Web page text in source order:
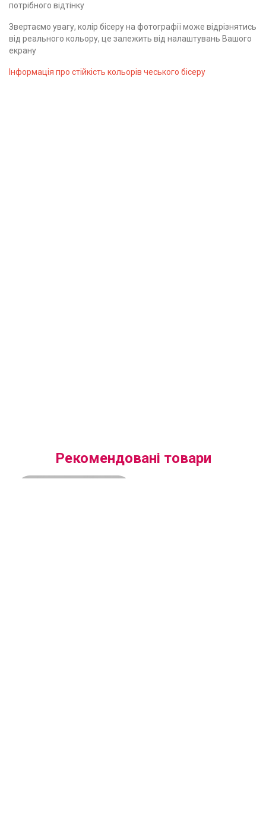
потрібного відтінку
Звертаємо увагу, колір бісеру на фотографії може відрізнятись
від реального кольору, це залежить від налаштувань Вашого
екрану
Інформація про стійкість кольорів чеського бісеру
Рекомендовані товари